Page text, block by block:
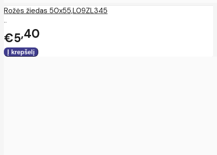
Rožės žiedas 50x55,L09ZL345
..
€5 40